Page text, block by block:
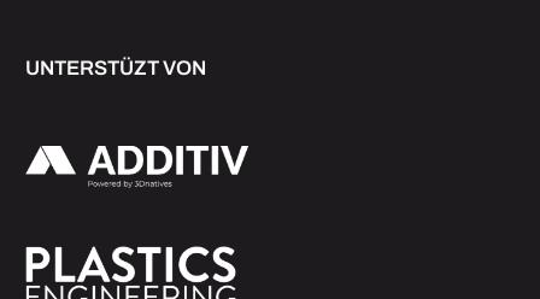
UNTERSTÜZT VON